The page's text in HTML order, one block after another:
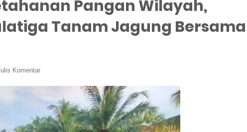
Pangan Wilayah,
Tanam Jagung Bersama
Komentar